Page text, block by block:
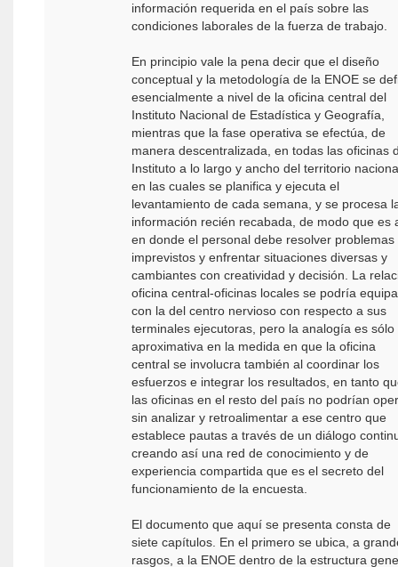
información requerida en el país sobre las
condiciones laborales de la fuerza de trabajo.
En principio vale la pena decir que el diseño
conceptual y la metodología de la ENOE se
esencialmente a nivel de la oficina central del
Instituto Nacional de Estadística y Geografía,
mientras que la fase operativa se efectúa, de
manera descentralizada, en todas las oficinas
Instituto a lo largo y ancho del territorio
en las cuales se planifica y ejecuta el
levantamiento de cada semana, y se procesa
información recién recabada, de modo que es
en donde el personal debe resolver problemas
imprevistos y enfrentar situaciones diversas y
cambiantes con creatividad y decisión. La
oficina central-oficinas locales se podría
con la del centro nervioso con respecto a sus
terminales ejecutoras, pero la analogía es sólo
aproximativa en la medida en que la oficina
central se involucra también al coordinar los
esfuerzos e integrar los resultados, en tanto
las oficinas en el resto del país no podrían
sin analizar y retroalimentar a ese centro que
establece pautas a través de un diálogo
creando así una red de conocimiento y de
experiencia compartida que es el secreto del
funcionamiento de la encuesta.
El documento que aquí se presenta consta de
siete capítulos. En el primero se ubica, a
rasgos, a la ENOE dentro de la estructura